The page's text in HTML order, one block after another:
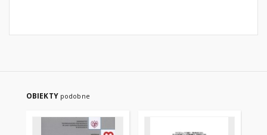
OBIEKTY podobne